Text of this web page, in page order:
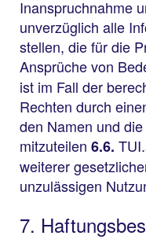
Inanspruchnahme
unverzüglich alle
stellen, die für die
Ansprüche von
ist im Fall der
Rechten durch
den Namen und
mitzuteilen 6.6.
weiterer
unzulässigen
7.